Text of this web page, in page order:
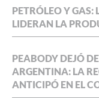
PETRÓLEO Y GAS:
LIDERAN LA
PEABODY DEJÓ
ARGENTINA: LA
ANTICIPÓ EN EL